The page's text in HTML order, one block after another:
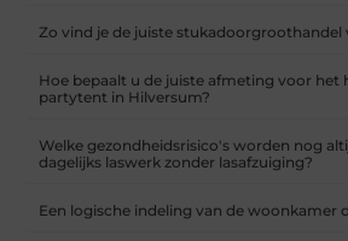
Zo vind je de juiste stukadoorgroothandel
Hoe bepaalt u de juiste afmeting voor het
partytent in Hilversum?
Welke gezondheidsrisico's worden nog
dagelijks laswerk zonder lasafzuiging?
Een logische indeling van de woonkamer